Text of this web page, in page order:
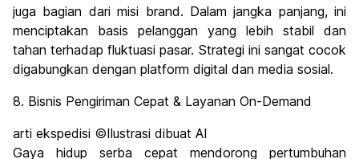
juga bagian dari misi brand. Dalam jangka panjang, ini
menciptakan basis pelanggan yang lebih stabil dan
tahan terhadap fluktuasi pasar. Strategi ini sangat cocok
digabungkan dengan platform digital dan media sosial.
8. Bisnis Pengiriman Cepat & Layanan On-Demand
arti ekspedisi ©Ilustrasi dibuat AI
Gaya hidup serba cepat mendorong pertumbuhan